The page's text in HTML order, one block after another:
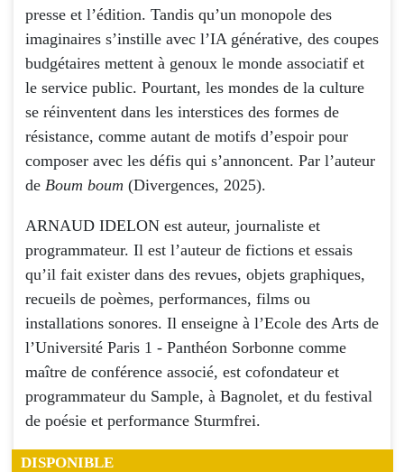
presse et l’édition. Tandis qu’un monopole des
imaginaires s’instille avec l’IA générative, des coupes
budgétaires mettent à genoux le monde associatif et
le service public. Pourtant, les mondes de la culture
se réinventent dans les interstices des formes de
résistance, comme autant de motifs d’espoir pour
composer avec les défis qui s’annoncent. Par l’auteur
de Boum boum (Divergences, 2025).
ARNAUD IDELON est auteur, journaliste et
programmateur. Il est l’auteur de fictions et essais
qu’il fait exister dans des revues, objets graphiques,
recueils de poèmes, performances, films ou
installations sonores. Il enseigne à l’Ecole des Arts de
l’Université Paris 1 - Panthéon Sorbonne comme
maître de conférence associé, est cofondateur et
programmateur du Sample, à Bagnolet, et du festival
de poésie et performance Sturmfrei.
DISPONIBLE